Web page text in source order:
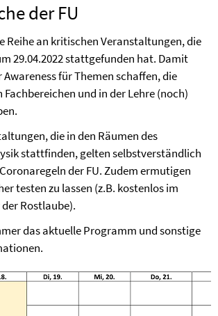
der FU
Reihe an kritischen Veranstaltungen, die
29.04.2022 stattgefunden hat. Damit
für Themen schaffen, die
Fachbereichen und in der Lehre (noch)
die in den Räumen des
stattfinden, gelten selbstverständlich
der FU. Zudem ermutigen
testen zu lassen (z.B. kostenlos im
Rostlaube).
das aktuelle Programm und sonstige